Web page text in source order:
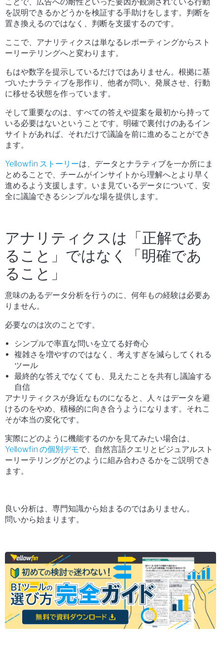
を説明できるかどうかを検証する手助けをします。判断を
置き換えるのではなく、判断を支援するのです。
ここで、アナリティクスは単なるレポーティングからスト
ーリーテリングへと変わります。
もはや数字を提示しているだけではありません。根拠に基
づいたナラティブを形作り、他者が問い、発展させ、行動
に移せる状態を作っています。
そして重要なのは、すべての答えや提案を最初から持って
いる必要はないということです。明確で裏付けのあるイン
サイトがあれば、それだけで議論を前に進めることができ
ます。
Yellowfin ストーリーは、データとナラティブを一か所にま
とめることで、チームがインサイトから理解へとより早く
進めるよう支援します。いま見ているデータについて、安
全に議論できるシンプルな場を提供します。
アナリティクスは「正解であ
ること」ではなく「明確であ
ること」
意味のあるデータ分析を行うのに、何年もの経験は必要あ
りません。
必要なのは次のことです。
シンプルで率直な問いを立てる好奇心
複雑さを増やすのではなく、考えすぎを減らしてくれる
ツール
最終的な答えでなくても、見えたことを共有し議論する
自信
アナリティクスが身近なものになると、人々はデータを避
けるのをやめ、積極的に向き合うようになります。それこ
そが本当の変化です。
実際にどのように機能するのかを見てみたい場合は、
Yellowfin の個別デモで、自然言語クエリとビジュアルスト
ーリーテリングがどのように組み合わさるかをご説明でき
ます。
良い分析は、専門知識から始まるのではありません。
問いから始まります。